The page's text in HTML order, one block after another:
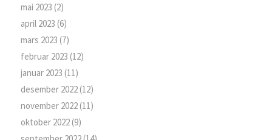
mai 2023 (2)
april 2023 (6)
mars 2023 (7)
februar 2023 (12)
januar 2023 (11)
desember 2022(12)
november 2022(11)
oktober 2022(9)